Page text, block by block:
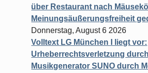
über Restaurant nach
Meinungsäußerungsfreiheit
Donnerstag, August 6 2026
Volltext LG München I liegt vor:
Urheberrechtsverletzung
Musikgenerator SUNO durch